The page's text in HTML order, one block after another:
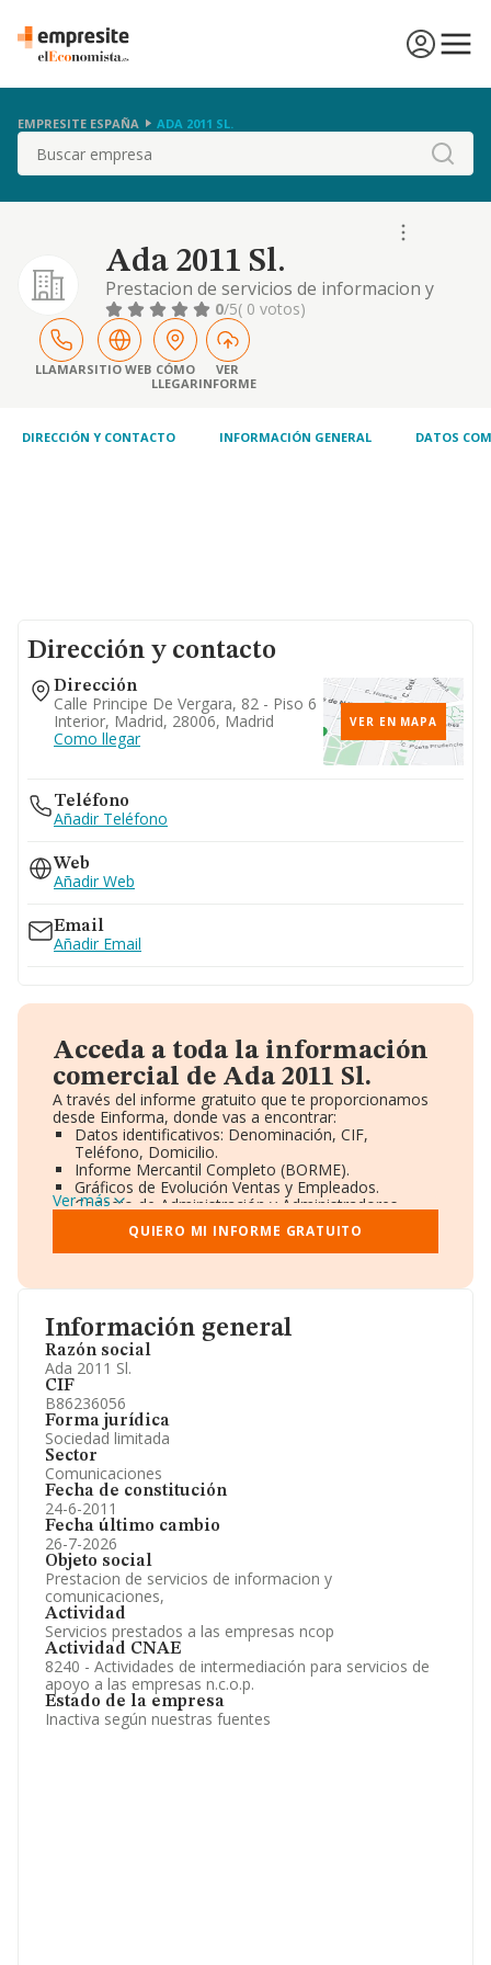
EMPRESITE ESPAÑA ADA 2011 SL.
Buscar
Ada 2011 Sl.
Prestacion de servicios de informacion y
comunicaciones,
0/5( 0 votos)
LLAMARSITIO WEB CÓMO
LLEGAR
VER
INFORME
DIRECCIÓN Y CONTACTO INFORMACIÓN GENERAL DATOS
Información general
Razón social
Ada 2011 Sl.
CIF
B86236056
Forma jurídica
Sociedad limitada
Sector
Comunicaciones
Fecha de constitución
24-6-2011
Fecha último cambio
26-7-2026
Objeto social
Prestacion de servicios de informacion y
comunicaciones,
Actividad
Servicios prestados a las empresas ncop
Actividad CNAE
8240 - Actividades de intermediación para servicios de
apoyo a las empresas n.c.o.p.
Estado de la empresa
Inactiva según nuestras fuentes
Dirección y contacto
Dirección
Calle Principe De Vergara, 82 - Piso 6
Interior, Madrid, 28006, Madrid
Como llegar
VER EN MAPA
Teléfono
Añadir Teléfono
Web
Añadir Web
Email
Añadir Email
Acceda a toda la información
comercial de Ada 2011 Sl.
A través del informe gratuito que te proporcionamos
desde Einforma, donde vas a encontrar:
Datos identificativos: Denominación, CIF,
Teléfono, Domicilio.
Informe Mercantil Completo (BORME).
Gráficos de Evolución Ventas y Empleados.
Consejo de Administración y Administradores.
Directivos y Ejecutivos.
Accionistas.
Participaciones y Vinculaciones en otras empresas.
Información oficial y registral complementaria.
Ver más
QUIERO MI INFORME GRATUITO